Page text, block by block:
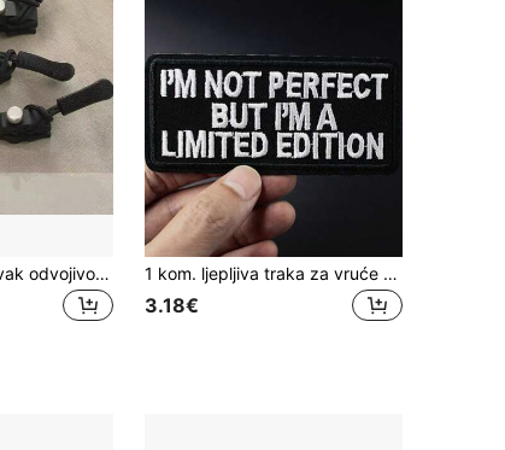
Komplet za popravak odvojivog patentnog zatvarača, zamjena glave patentnog zatvarača za jakne, torbe, odjeću, obuću, kućnu upotrebu bez alata za ljeto, školu 1 kom. ljepljiva traka za vruće taljenje u obliku slova, ljetna, školska
3.18€